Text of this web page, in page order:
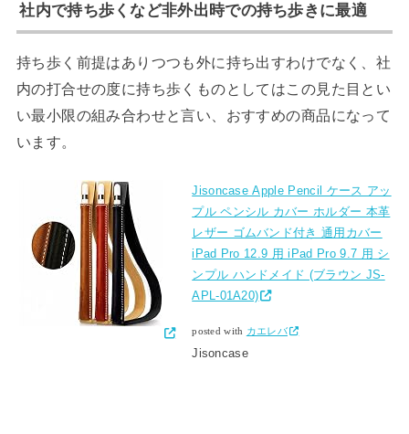
社内で持ち歩くなど非外出時での持ち歩きに最適
持ち歩く前提はありつつも外に持ち出すわけでなく、社
内の打合せの度に持ち歩くものとしてはこの見た目とい
い最小限の組み合わせと言い、おすすめの商品になって
います。
Jisoncase Apple Pencil ケース アッ
プル ペンシル カバー ホルダー 本革
レザー ゴムバンド付き 通用カバー
iPad Pro 12.9 用 iPad Pro 9.7 用 シ
ンプル ハンドメイド (ブラウン JS-
APL-01A20)
posted with カエレバ
Jisoncase